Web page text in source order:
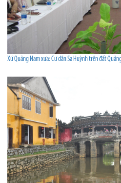
Xứ Quảng Nam xưa: Cư dân Sa Huỳnh trên đất